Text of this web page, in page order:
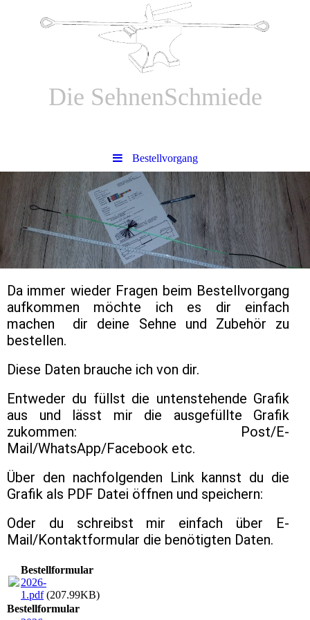
Die SehnenSchmiede
Bestellvorgang
Da immer wieder Fragen beim Bestellvorgang
aufkommen möchte ich es dir einfach
machen dir deine Sehne und Zubehör zu
bestellen.
Diese Daten brauche ich von dir.
Entweder du füllst die untenstehende Grafik
aus und lässt mir die ausgefüllte Grafik
zukommen: Post/E-
Mail/WhatsApp/Facebook etc.
Über den nachfolgenden Link kannst du die
Grafik als PDF Datei öffnen und speichern:
Oder du schreibst mir einfach über E-
Mail/Kontaktformular die benötigten Daten.
Bestellformular
2026-
1.pdf(207.99KB)
Bestellformular